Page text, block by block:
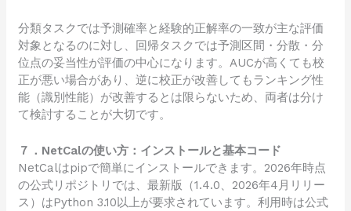
分類タスクでは予測確率と経験的正解率の一致が主な評価
対象となるのに対し、回帰タスクでは予測区間・分散・分
位点の妥当性が評価の中心になります。AUCが高くても校
正が悪い場合があり、逆に校正が改善してもランキング性
能（識別性能）が改善するとは限らないため、両者は分け
て検討することが大切です。
７．NetCalの使い方：インストールと基本コード
NetCalはpipで簡単にインストールできます。2026年時点
の公式リポジトリでは、最新版（1.4.0、2026年4月リリー
ス）はPython 3.10以上が要求されています。利用時は公式